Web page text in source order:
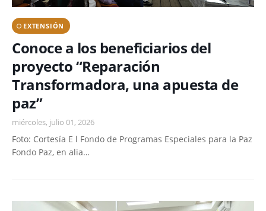
EXTENSIÓN
Conoce a los beneficiarios del
proyecto “Reparación
Transformadora, una apuesta de
paz”
miércoles, julio 01, 2026
Foto: Cortesía E l Fondo de Programas Especiales para la Paz
Fondo Paz, en alia…